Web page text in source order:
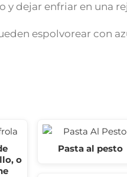
y dejar enfriar en una
espolvorear con
o
Pasta al pesto